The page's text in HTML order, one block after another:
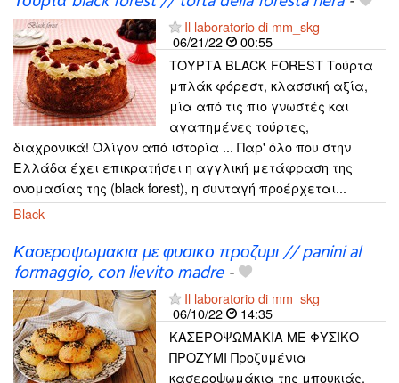
Il laboratorio di mm_skg
06/21/22
00:55
ΤΟΥΡΤΑ BLACK FOREST Τούρτα
μπλάκ φόρεστ, κλασσική αξία,
μία από τις πιο γνωστές και
αγαπημένες τούρτες,
διαχρονικά! Ολίγον από ιστορία ... Παρ' όλο που στην
Ελλάδα έχει επικρατήσει η αγγλική μετάφραση της
ονομασίας της (black forest), η συνταγή προέρχεται...
Black
Κασεροψωμακια με φυσικο προζυμι // panini al
formaggio, con lievito madre-
Il laboratorio di mm_skg
06/10/22
14:35
ΚΑΣΕΡΟΨΩΜΑΚΙΑ ΜΕ ΦΥΣΙΚΟ
ΠΡΟΖΥΜΙ Προζυμένια
κασεροψωμάκια της μπουκιάς,